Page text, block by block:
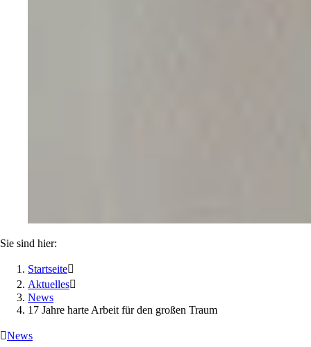
Sie sind hier:
Startseite
Aktuelles
News
17 Jahre harte Arbeit für den großen Traum
News